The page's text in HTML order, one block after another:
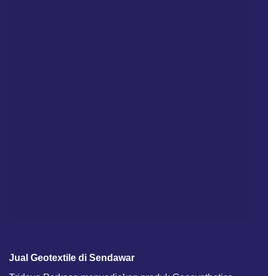
Jual Geotextile di Sendawar